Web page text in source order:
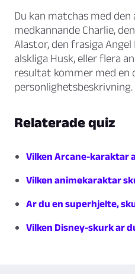
Du kan matchas med
medkannande Charlie,
Alastor, den frasiga
alskliga Husk, eller flera
resultat kommer med en
personlighetsbeskrivning.
Relaterade quiz
Vilken Arcane-karaktar
Vilken animekaraktar
Ar du en superhjelte,
Vilken Disney-skurk ar